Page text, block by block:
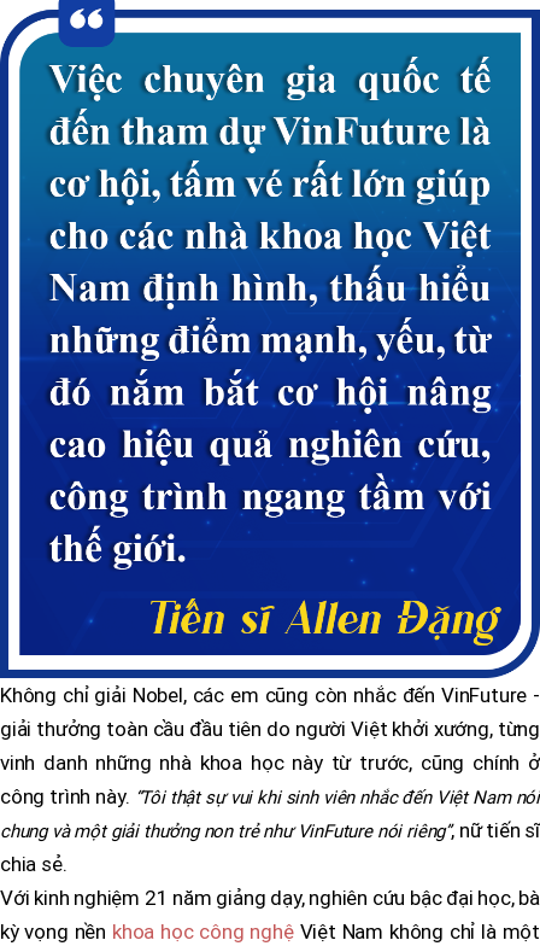
Không chỉ giải Nobel, các em cũng còn nhắc đến VinFuture -
giải thưởng toàn cầu đầu tiên do người Việt khởi xướng, từng
vinh danh những nhà khoa học này từ trước, cũng chính ở
công trình này. “Tôi thật sự vui khi sinh viên nhắc đến Việt Nam nói
chung và một giải thưởng non trẻ như VinFuture nói riêng”, nữ tiến sĩ
chia sẻ.
Với kinh nghiệm 21 năm giảng dạy, nghiên cứu bậc đại học, bà
kỳ vọng nền khoa học công nghệViệt Nam không chỉ là một